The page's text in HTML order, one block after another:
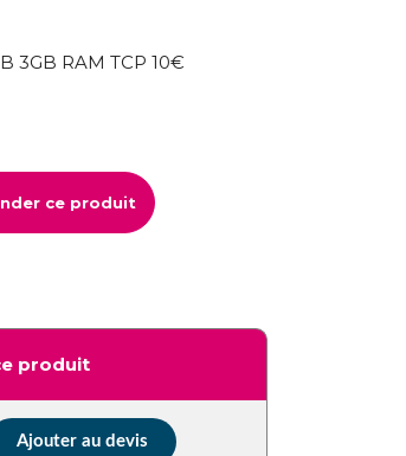
3GB RAM TCP 10€
ce produit
produit
Ajouter au devis